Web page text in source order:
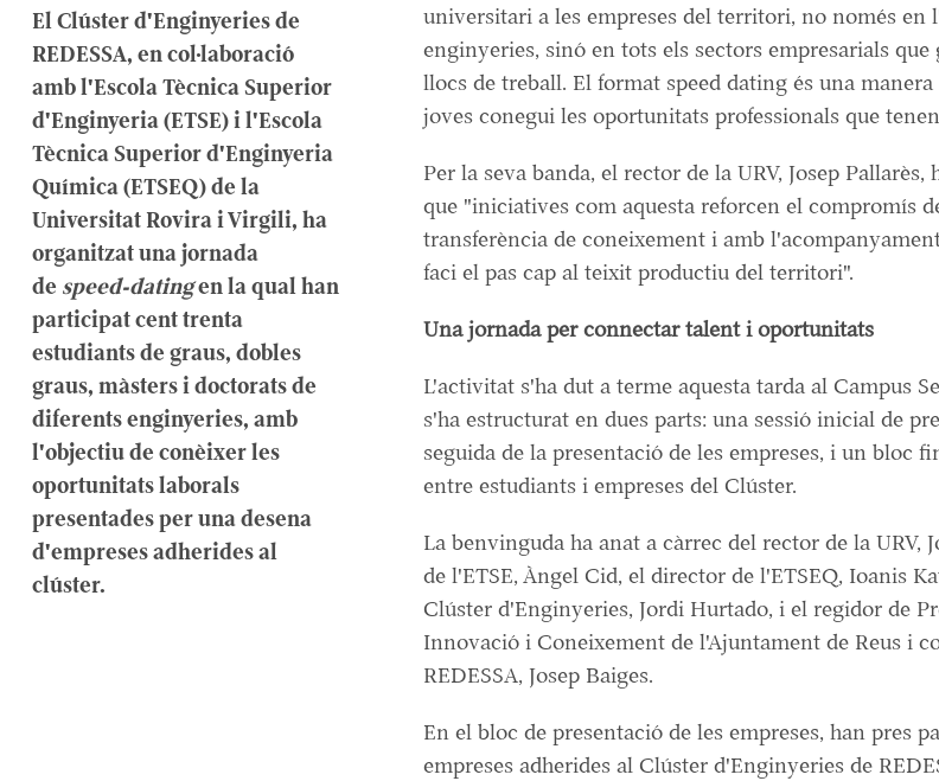
El Clúster d'Enginyeries de
REDESSA, en col·laboració
amb l'Escola Tècnica Superior
d'Enginyeria (ETSE) i l'Escola
Tècnica Superior d'Enginyeria
Química (ETSEQ) de la
Universitat Rovira i Virgili, ha
organitzat una jornada
de speed-datingen la qual han
participat cent trenta
estudiants de graus, dobles
graus, màsters i doctorats de
diferents enginyeries, amb
l'objectiu de conèixer les
oportunitats laborals
presentades per una desena
d'empreses adherides al
clúster.
universitari a les empreses del territori, no només en
enginyeries, sinó en tots els sectors empresarials
llocs de treball. El format speed dating és una
joves conegui les oportunitats professionals que
Per la seva banda, el rector de la URV, Josep Pallarès,
que "iniciatives com aquesta reforcen el compromís
transferència de coneixement i amb
faci el pas cap al teixit productiu del territori".
Una jornada per connectar talent i oportunitats
L'activitat s'ha dut a terme aquesta tarda al Campus
s'ha estructurat en dues parts: una sessió inicial de
seguida de la presentació de les empreses, i un bloc
entre estudiants i empreses del Clúster.
La benvinguda ha anat a càrrec del rector de la URV,
de l'ETSE, Àngel Cid, el director de l'ETSEQ, Ioanis
Clúster d'Enginyeries, Jordi Hurtado, i el regidor de
Innovació i Coneixement de l'Ajuntament de Reus i
REDESSA, Josep Baiges.
En el bloc de presentació de les empreses, han pres
empreses adherides al Clúster d'Enginyeries de